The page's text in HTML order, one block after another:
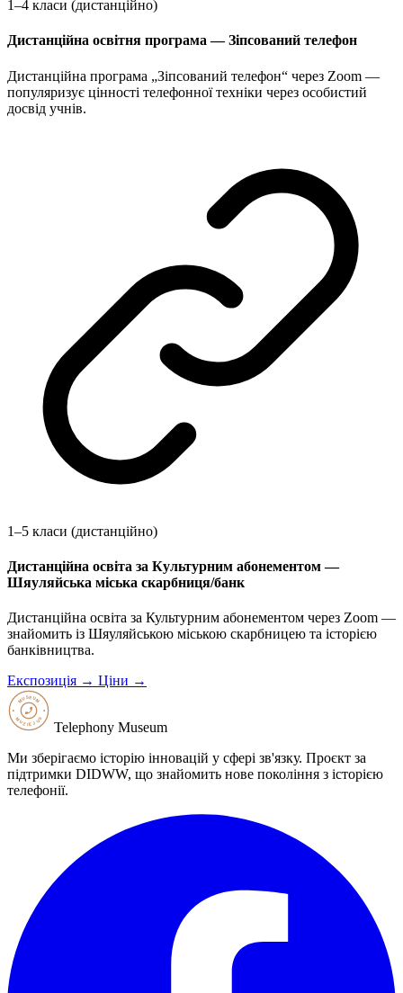
1–4 класи (дистанційно)
Дистанційна освітня програма — Зіпсований телефон
Дистанційна програма „Зіпсований телефон“ через Zoom —
популяризує цінності телефонної техніки через особистий
досвід учнів.
1–5 класи (дистанційно)
Дистанційна освіта за Культурним абонементом —
Шяуляйська міська скарбниця/банк
Дистанційна освіта за Культурним абонементом через Zoom —
знайомить із Шяуляйською міською скарбницею та історією
банківництва.
Експозиція → Ціни →
Telephony Museum
Ми зберігаємо історію інновацій у сфері зв'язку. Проєкт за
підтримки DIDWW, що знайомить нове покоління з історією
телефонії.